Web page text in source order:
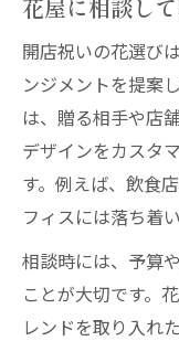
花屋に相談し
開店祝いの花選び
ンジメントを提案
は、贈る相手や店
デザインをカスタ
す。例えば、飲食
フィスには落ち着
相談時には、予算
ことが大切です。
レンドを取り入れ